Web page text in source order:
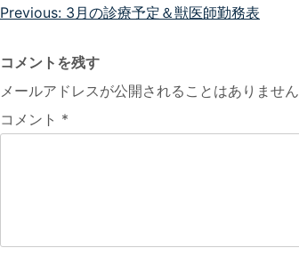
投
ナ
ビ
ゲ
Previous: 3月の診療予定＆獣医師勤務表
コメントを残す
メールアドレスが公開されることはありません
コメント *